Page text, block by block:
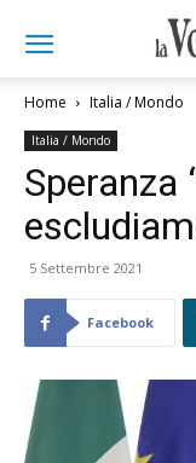
Home Italia / Mondo
Italia / Mondo
Speranza
5 Settembre 2021
Facebook